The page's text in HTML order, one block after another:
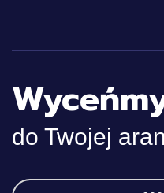
do Twojej